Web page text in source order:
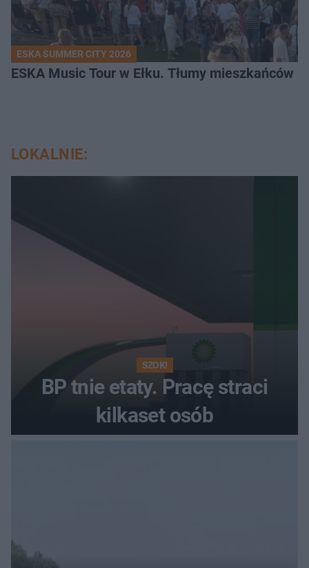
ESKA SUMMER CITY 2026
ESKA Music Tour w Ełku. Tłumy mieszkańców
LOKALNIE:
SZOK!
BP tnie etaty. Pracę straci
kilkaset osób